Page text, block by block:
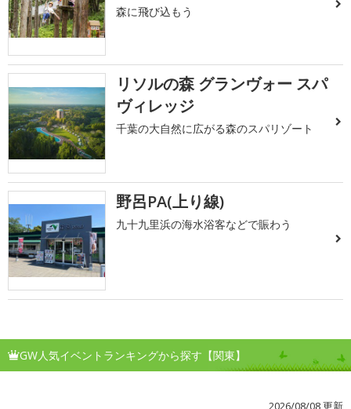
森に飛び込もう
リソルの森 グランヴォー スパ
ヴィレッジ
千葉の大自然に広がる森のスパリゾート
野呂PA(上り線)
九十九里浜の海水浴客などで賑わう
GW人気イベントランキングから探す【関東】
2026/08/08 更新